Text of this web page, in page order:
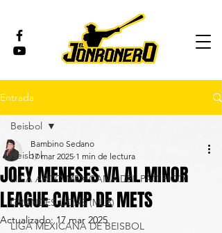
Entrada
Beisbol
LIGA ARCO MEXICANA DEL PACÍFICO
GRANDES LIGAS (MLB)
LIGA MEXICANA DE BEISBOL
Beisbol
JOEY MENESES VA AL MINOR
LEAGUE CAMP DE METS
Bambino Sedano
17 mar 2025 1 min de lectura
Actualizado:17 mar 2025